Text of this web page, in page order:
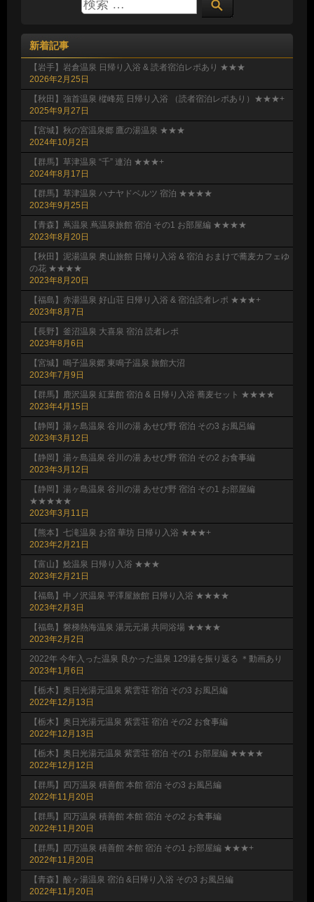
新着記事
【岩手】岩倉温泉 日帰り入浴 & 読者宿泊レポあり ★★★
2026年2月25日
【秋田】強首温泉 樅峰苑 日帰り入浴 （読者宿泊レポあり）★★★+
2025年9月27日
【宮城】秋の宮温泉郷 鷹の湯温泉 ★★★
2024年10月2日
【群馬】草津温泉 “千” 連泊 ★★★+
2024年8月17日
【群馬】草津温泉 ハナヤドベルツ 宿泊 ★★★★
2023年9月25日
【青森】蔦温泉 蔦温泉旅館 宿泊 その1 お部屋編 ★★★★
2023年8月20日
【秋田】泥湯温泉 奥山旅館 日帰り入浴 & 宿泊 おまけで蕎麦カフェゆ
の花 ★★★★
2023年8月20日
【福島】赤湯温泉 好山荘 日帰り入浴 & 宿泊読者レポ ★★★+
2023年8月7日
【長野】釜沼温泉 大喜泉 宿泊 読者レポ
2023年8月6日
【宮城】鳴子温泉郷 東鳴子温泉 旅館大沼
2023年7月9日
【群馬】鹿沢温泉 紅葉館 宿泊 & 日帰り入浴 蕎麦セット ★★★★
2023年4月15日
【静岡】湯ヶ島温泉 谷川の湯 あせび野 宿泊 その3 お風呂編
2023年3月12日
【静岡】湯ヶ島温泉 谷川の湯 あせび野 宿泊 その2 お食事編
2023年3月12日
【静岡】湯ヶ島温泉 谷川の湯 あせび野 宿泊 その1 お部屋編
★★★★★
2023年3月11日
【熊本】七滝温泉 お宿 華坊 日帰り入浴 ★★★+
2023年2月21日
【富山】鯰温泉 日帰り入浴 ★★★
2023年2月21日
【福島】中ノ沢温泉 平澤屋旅館 日帰り入浴 ★★★★
2023年2月3日
【福島】磐梯熱海温泉 湯元元湯 共同浴場 ★★★★
2023年2月2日
2022年 今年入った温泉 良かった温泉 129湯を振り返る ＊動画あり
2023年1月6日
【栃木】奥日光湯元温泉 紫雲荘 宿泊 その3 お風呂編
2022年12月13日
【栃木】奥日光湯元温泉 紫雲荘 宿泊 その2 お食事編
2022年12月13日
【栃木】奥日光湯元温泉 紫雲荘 宿泊 その1 お部屋編 ★★★★
2022年12月12日
【群馬】四万温泉 積善館 本館 宿泊 その3 お風呂編
2022年11月20日
【群馬】四万温泉 積善館 本館 宿泊 その2 お食事編
2022年11月20日
【群馬】四万温泉 積善館 本館 宿泊 その1 お部屋編 ★★★+
2022年11月20日
【青森】酸ヶ湯温泉 宿泊 &日帰り入浴 その3 お風呂編
2022年11月20日